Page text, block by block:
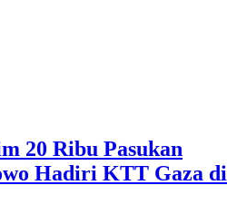
20 Ribu Pasukan
Hadiri KTT Gaza di